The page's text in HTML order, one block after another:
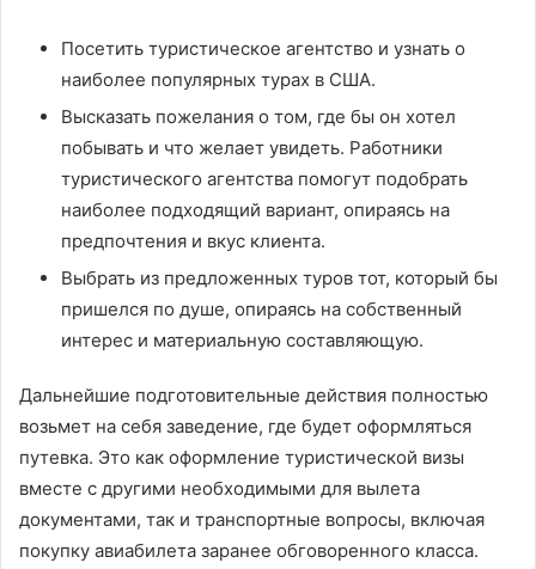
Посетить туристическое агентство и узнать о
наиболее популярных турах в США.
Высказать пожелания о том, где бы он хотел
побывать и что желает увидеть. Работники
туристического агентства помогут подобрать
наиболее подходящий вариант, опираясь на
предпочтения и вкус клиента.
Выбрать из предложенных туров тот, который бы
пришелся по душе, опираясь на собственный
интерес и материальную составляющую.
Дальнейшие подготовительные действия полностью
возьмет на себя заведение, где будет оформляться
путевка. Это как оформление туристической визы
вместе с другими необходимыми для вылета
документами, так и транспортные вопросы, включая
покупку авиабилета заранее обговоренного класса.